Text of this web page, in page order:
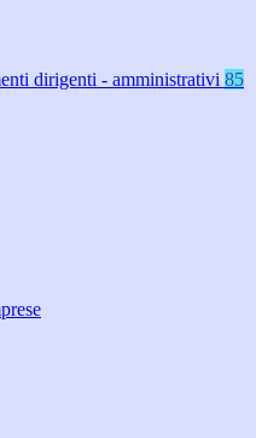
dirigenti - amministrativi 85